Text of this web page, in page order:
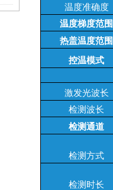
温度准确度
温度梯度范围
热盖温度范围
控温模式
激发光波长
检测波长
检测通道
检测方式
检测时长